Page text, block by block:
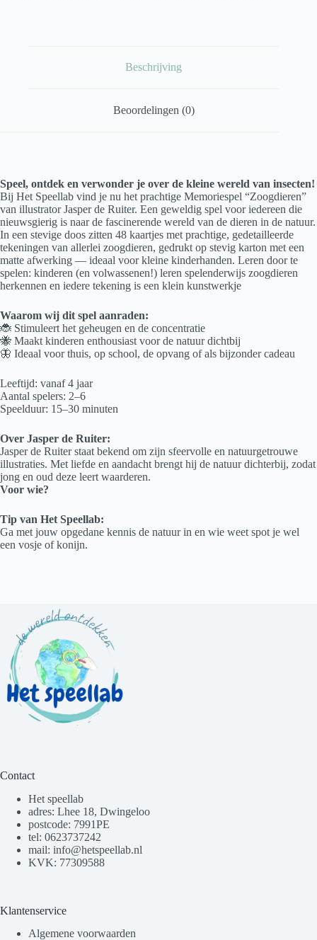
Beschrijving
Beoordelingen (0)
Speel, ontdek en verwonder je over de kleine wereld van insecten!
Bij Het Speellab vind je nu het prachtige Memoriespel “Zoogdieren”
van illustrator Jasper de Ruiter. Een geweldig spel voor iedereen die
nieuwsgierig is naar de fascinerende wereld van de dieren in de natuur.
In een stevige doos zitten 48 kaartjes met prachtige, gedetailleerde
tekeningen van allerlei zoogdieren, gedrukt op stevig karton met een
matte afwerking — ideaal voor kleine kinderhanden. Leren door te
spelen: kinderen (en volwassenen!) leren spelenderwijs zoogdieren
herkennen en iedere tekening is een klein kunstwerkje
Waarom wij dit spel aanraden:
🐞 Stimuleert het geheugen en de concentratie
🐝 Maakt kinderen enthousiast voor de natuur dichtbij
🦋 Ideaal voor thuis, op school, de opvang of als bijzonder cadeau
Leeftijd: vanaf 4 jaar
Aantal spelers: 2–6
Speelduur: 15–30 minuten
Over Jasper de Ruiter:
Jasper de Ruiter staat bekend om zijn sfeervolle en natuurgetrouwe
illustraties. Met liefde en aandacht brengt hij de natuur dichterbij, zodat
jong en oud deze leert waarderen.
Voor wie?
Tip van Het Speellab:
Ga met jouw opgedane kennis de natuur in en wie weet spot je wel
een vosje of konijn.
Contact
Het speellab
adres: Lhee 18, Dwingeloo
postcode: 7991PE
tel: 0623737242
mail: info@hetspeellab.nl
KVK: 77309588
Klantenservice
Algemene voorwaarden